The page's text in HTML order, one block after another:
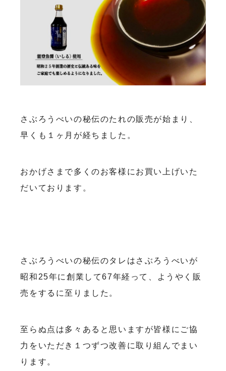
さぶろうべいの秘伝のたれの販売が始まり、
早くも１ヶ月が経ちました。
おかげさまで多くのお客様にお買い上げいた
だいております。
さぶろうべいの秘伝のタレはさぶろうべいが
昭和25年に創業して67年経って、ようやく販
売をするに至りました。
至らぬ点は多々あると思いますが皆様にご協
力をいただき１つずつ改善に取り組んでまい
ります。